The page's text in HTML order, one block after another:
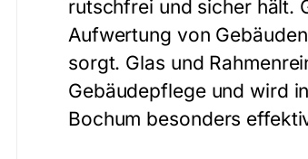
rutschfrei und sicher hält.
Aufwertung von
sorgt. Glas und
Gebäudepflege und wird
Bochum besonders